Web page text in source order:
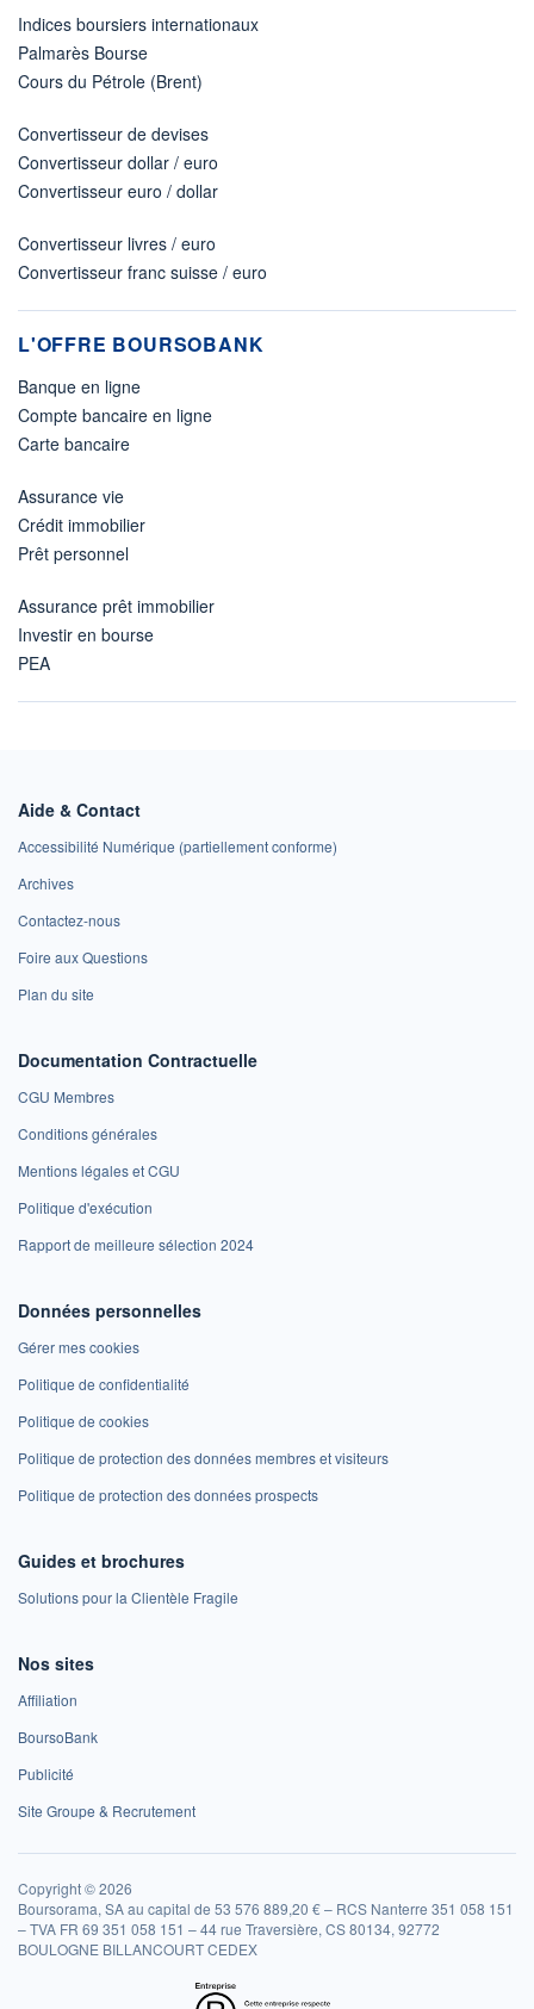
Indices boursiers internationaux
Palmarès Bourse
Cours du Pétrole (Brent)
Convertisseur de devises
Convertisseur dollar / euro
Convertisseur euro / dollar
Convertisseur livres / euro
Convertisseur franc suisse / euro
L'OFFRE BOURSOBANK
Banque en ligne
Compte bancaire en ligne
Carte bancaire
Assurance vie
Crédit immobilier
Prêt personnel
Assurance prêt immobilier
Investir en bourse
PEA
Aide & Contact
Accessibilité Numérique (partiellement conforme)
Archives
Contactez-nous
Foire aux Questions
Plan du site
Documentation Contractuelle
CGU Membres
Conditions générales
Mentions légales et CGU
Politique d'exécution
Rapport de meilleure sélection 2024
Données personnelles
Gérer mes cookies
Politique de confidentialité
Politique de cookies
Politique de protection des données membres et visiteurs
Politique de protection des données prospects
Guides et brochures
Solutions pour la Clientèle Fragile
Nos sites
Affiliation
BoursoBank
Publicité
Site Groupe & Recrutement
Copyright © 2026
Boursorama, SA au capital de 53 576 889,20 € – RCS Nanterre 351 058 151
– TVA FR 69 351 058 151 – 44 rue Traversière, CS 80134, 92772
BOULOGNE BILLANCOURT CEDEX